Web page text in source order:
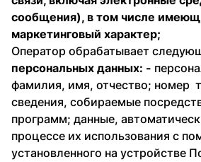
сообщения), в том числе
маркетинговый характер;
Оператор обрабатывает
персональных данных: -
фамилия, имя, отчество; номер
сведения, собираемые
программ; данные,
процессе их использования с
установленного на устройстве